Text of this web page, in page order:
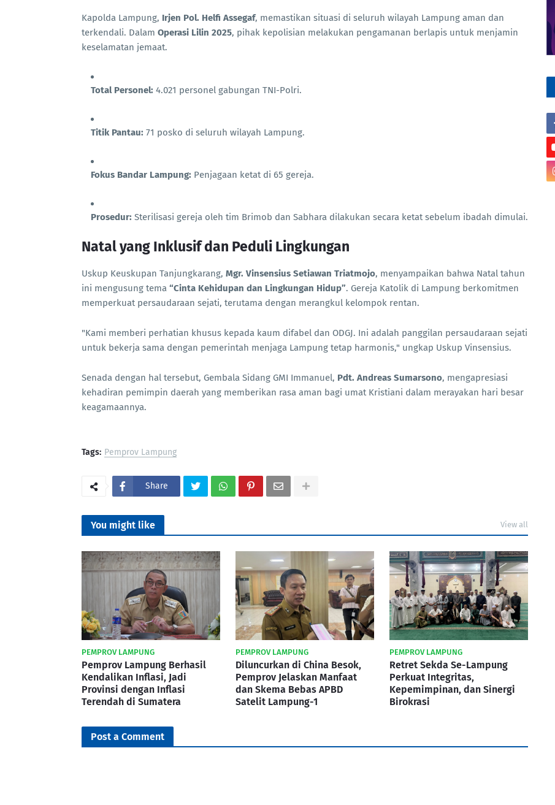
Kapolda Lampung, Irjen Pol. Helfi Assegaf, memastikan situasi di seluruh wilayah Lampung aman dan
terkendali. Dalam Operasi Lilin 2025, pihak kepolisian melakukan pengamanan berlapis untuk menjamin
keselamatan jemaat.
Total Personel: 4.021 personel gabungan TNI-Polri.
Titik Pantau: 71 posko di seluruh wilayah Lampung.
Fokus Bandar Lampung: Penjagaan ketat di 65 gereja.
Prosedur: Sterilisasi gereja oleh tim Brimob dan Sabhara dilakukan secara ketat sebelum ibadah dimulai.
Natal yang Inklusif dan Peduli Lingkungan
Uskup Keuskupan Tanjungkarang, Mgr. Vinsensius Setiawan Triatmojo, menyampaikan bahwa Natal tahun
ini mengusung tema “Cinta Kehidupan dan Lingkungan Hidup”. Gereja Katolik di Lampung berkomitmen
memperkuat persaudaraan sejati, terutama dengan merangkul kelompok rentan.
"Kami memberi perhatian khusus kepada kaum difabel dan ODGJ. Ini adalah panggilan persaudaraan sejati
untuk bekerja sama dengan pemerintah menjaga Lampung tetap harmonis," ungkap Uskup Vinsensius.
Senada dengan hal tersebut, Gembala Sidang GMI Immanuel, Pdt. Andreas Sumarsono, mengapresiasi
kehadiran pemimpin daerah yang memberikan rasa aman bagi umat Kristiani dalam merayakan hari besar
keagamaannya.
Tags: Pemprov Lampung
Share
You might like View all
PEMPROV LAMPUNG
Pemprov Lampung Berhasil
Kendalikan Inflasi, Jadi
Provinsi dengan Inflasi
Terendah di Sumatera
PEMPROV LAMPUNG
Diluncurkan di China Besok,
Pemprov Jelaskan Manfaat
dan Skema Bebas APBD
Satelit Lampung-1
PEMPROV LAMPUNG
Retret Sekda Se-Lampung
Perkuat Integritas,
Kepemimpinan, dan Sinergi
Birokrasi
Post a Comment